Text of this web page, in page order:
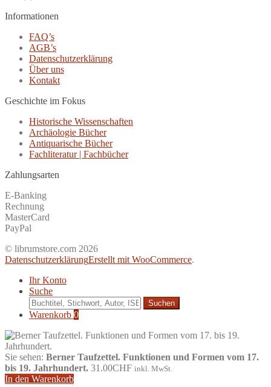
Informationen
FAQ’s
AGB’s
Datenschutzerklärung
Über uns
Kontakt
Geschichte im Fokus
Historische Wissenschaften
Archäologie Bücher
Antiquarische Bücher
Fachliteratur | Fachbücher
Zahlungsarten
E-Banking
Rechnung
MasterCard
PayPal
© librumstore.com 2026
DatenschutzerklärungErstellt mit WooCommerce.
Ihr Konto
Suche
Suche
nach:
Warenkorb 0
Sie sehen: Berner Taufzettel. Funktionen und Formen vom 17.
bis 19. Jahrhundert. 31.00CHF inkl. MwSt.
In den Warenkorb